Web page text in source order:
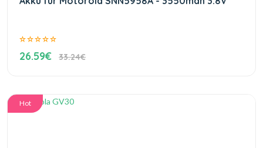
26.59€ 33.24€
Hot